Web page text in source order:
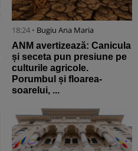
18:24 • Bugiu ⁠Ana Maria
ANM avertizează: Canicula
și seceta pun presiune pe
culturile agricole.
Porumbul și floarea-
soarelui, ...